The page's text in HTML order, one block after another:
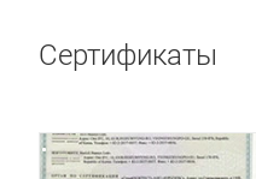
Сертификаты